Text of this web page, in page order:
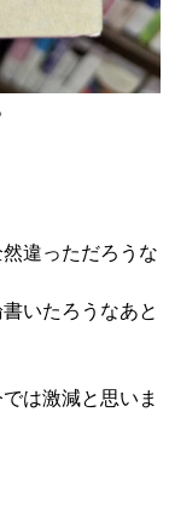
違っただろうな
いたろうなあと
は激減と思いま